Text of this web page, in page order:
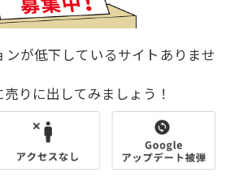
が低下しているサイトありませ
りに出してみましょう！